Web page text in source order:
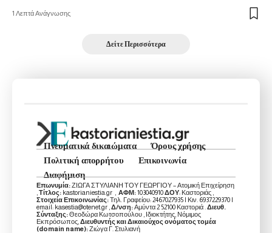
1 Λεπτά Ανάγνωσης
Δείτε Περισσότερα
Πνευματικά δικαιώματα
Όρους χρήσης
Πολιτική απορρήτου
Επικοινωνία
Διαφήμιση
Επωνυμία:ΖΙΩΓΑ ΣΤΥΛΙΑΝΗ ΤΟΥ ΓΕΩΡΓΙΟΥ – Ατομική Επιχείρηση
Τίτλος: kastorianiestia.gr , ΑΦΜ:103040910ΔΟΥ: Καστοριάς ,
Στοιχεία Επικοινωνίας:Τηλ. Γραφείου: 2467027935 | Κιν. 6937229370 |
email: kasestia@otenet.gr , Δ/νση:Αμύντα 2 52100 Καστοριά . Διευθ.
Σύνταξης:Θεοδώρα Κωτσοπούλου , Ιδιοκτήτης, Νόμιμος
Εκπρόσωπος, Διευθυντής και Δικαιούχος ονόματος τομέα
(domain name):Ζιώγα Γ. Στυλιανή